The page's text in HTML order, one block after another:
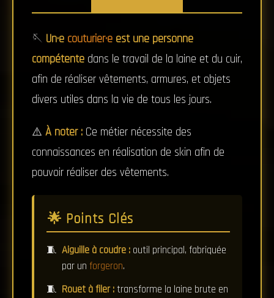
🪡 Un·e couturier·e est une personne
compétente dans le travail de la laine et du cuir,
afin de réaliser vêtements, armures, et objets
divers utiles dans la vie de tous les jours.
⚠️ À noter : Ce métier nécessite des
connaissances en réalisation de skin afin de
pouvoir réaliser des vêtements.
🌟 Points Clés
Aiguille à coudre : outil principal, fabriquée
par un forgeron.
Rouet à filer :transforme la laine brute en